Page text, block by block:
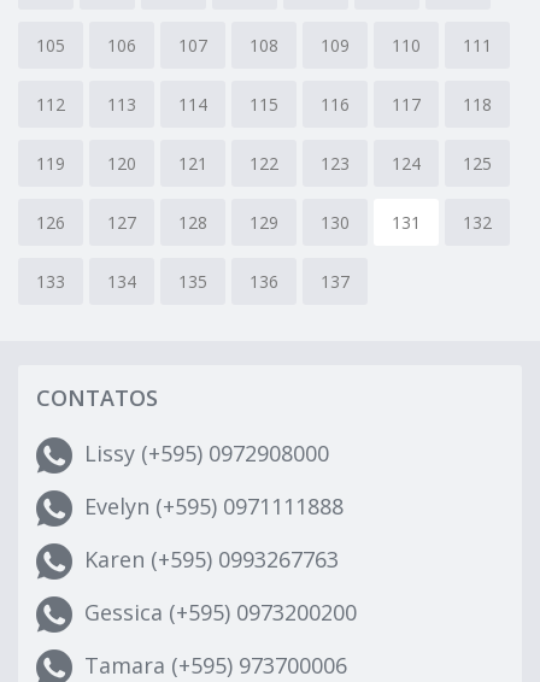
105 106 107 108 109 110 111
112 113 114 115 116 117 118
119 120 121 122 123 124 125
126 127 128 129 130 131 132
133 134 135 136 137
CONTATOS
Lissy (+595) 0972908000
Evelyn (+595) 0971111888
Karen (+595) 0993267763
Gessica (+595) 0973200200
Tamara (+595) 973700006